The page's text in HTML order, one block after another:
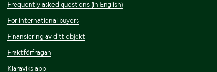
Frequently asked questions (in English)
For international buyers
Finansiering av ditt objekt
Fraktförfrågan
Klaraviks app